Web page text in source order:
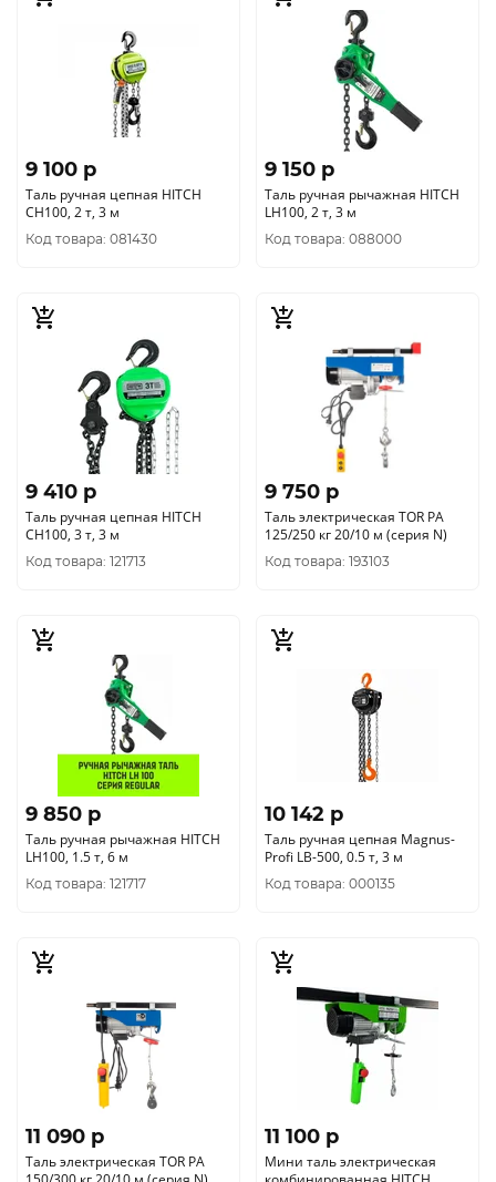
9 100 p
Таль ручная цепная HITCH
CH100, 2 т, 3 м
Код товара: 081430
9 150 p
Таль ручная рычажная HITCH
LH100, 2 т, 3 м
Код товара: 088000
9 410 p
Таль ручная цепная HITCH
CH100, 3 т, 3 м
Код товара: 121713
9 750 p
Таль электрическая TOR PA
125/250 кг 20/10 м (серия N)
Код товара: 193103
9 850 p
Таль ручная рычажная HITCH
LH100, 1.5 т, 6 м
Код товара: 121717
10 142 p
Таль ручная цепная Magnus-
Profi LB-500, 0.5 т, 3 м
Код товара: 000135
11 090 p
Таль электрическая TOR PA
11 100 p
Мини таль электрическая